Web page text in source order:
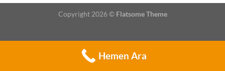
Copyright 2026 © Flatsome Theme
Hemen Ara